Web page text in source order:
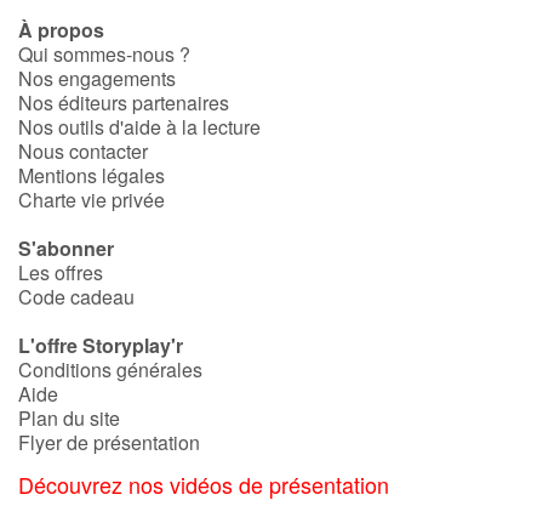
À propos
Qui sommes-nous ?
Nos engagements
Nos éditeurs partenaires
Nos outils d'aide à la lecture
Nous contacter
Mentions légales
Charte vie privée
S'abonner
Les offres
Code cadeau
L'offre Storyplay'r
Conditions générales
Aide
Plan du site
Flyer de présentation
Découvrez nos vidéos de présentation